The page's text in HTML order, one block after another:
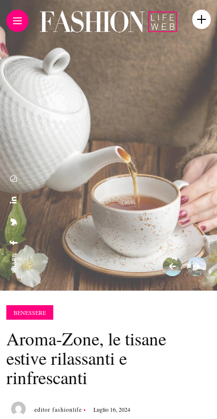
SHARE:
BENESSERE
Aroma-Zone, le tisane
estive rilassanti e
rinfrescanti
editor fashionlife Luglio 16, 2024